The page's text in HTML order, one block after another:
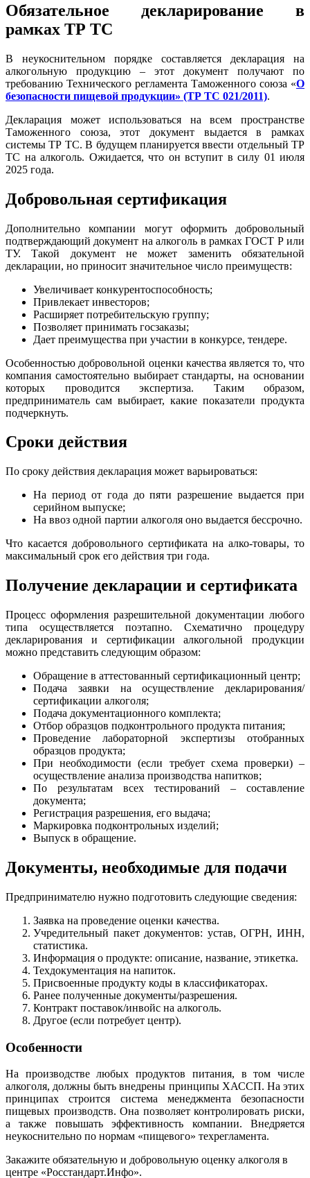
Обязательное декларирование в
рамках ТР ТС
В неукоснительном порядке составляется декларация на
алкогольную продукцию – этот документ получают по
требованию Технического регламента Таможенного союза «О
безопасности пищевой продукции» (ТР ТС 021/2011).
Декларация может использоваться на всем пространстве
Таможенного союза, этот документ выдается в рамках
системы ТР ТС. В будущем планируется ввести отдельный ТР
ТС на алкоголь. Ожидается, что он вступит в силу 01 июля
2025 года.
Добровольная сертификация
Дополнительно компании могут оформить добровольный
подтверждающий документ на алкоголь в рамках ГОСТ Р или
ТУ. Такой документ не может заменить обязательной
декларации, но приносит значительное число преимуществ:
Увеличивает конкурентоспособность;
Привлекает инвесторов;
Расширяет потребительскую группу;
Позволяет принимать госзаказы;
Дает преимущества при участии в конкурсе, тендере.
Особенностью добровольной оценки качества является то, что
компания самостоятельно выбирает стандарты, на основании
которых проводится экспертиза. Таким образом,
предприниматель сам выбирает, какие показатели продукта
подчеркнуть.
Сроки действия
По сроку действия декларация может варьироваться:
На период от года до пяти разрешение выдается при
серийном выпуске;
На ввоз одной партии алкоголя оно выдается бессрочно.
Что касается добровольного сертификата на алко-товары, то
максимальный срок его действия три года.
Получение декларации и сертификата
Процесс оформления разрешительной документации любого
типа осуществляется поэтапно. Схематично процедуру
декларирования и сертификации алкогольной продукции
можно представить следующим образом:
Обращение в аттестованный сертификационный центр;
Подача заявки на осуществление декларирования/
сертификации алкоголя;
Подача документационного комплекта;
Отбор образцов подконтрольного продукта питания;
Проведение лабораторной экспертизы отобранных
образцов продукта;
При необходимости (если требует схема проверки) –
осуществление анализа производства напитков;
По результатам всех тестирований – составление
документа;
Регистрация разрешения, его выдача;
Маркировка подконтрольных изделий;
Выпуск в обращение.
Документы, необходимые для подачи
Предпринимателю нужно подготовить следующие сведения:
Заявка на проведение оценки качества.
Учредительный пакет документов: устав, ОГРН, ИНН,
статистика.
Информация о продукте: описание, название, этикетка.
Техдокументация на напиток.
Присвоенные продукту коды в классификаторах.
Ранее полученные документы/разрешения.
Контракт поставок/инвойс на алкоголь.
Другое (если потребует центр).
Особенности
На производстве любых продуктов питания, в том числе
алкоголя, должны быть внедрены принципы ХАССП. На этих
принципах строится система менеджмента безопасности
пищевых производств. Она позволяет контролировать риски,
а также повышать эффективность компании. Внедряется
неукоснительно по нормам «пищевого» техрегламента.
Закажите обязательную и добровольную оценку алкоголя в
центре «Росстандарт.Инфо».